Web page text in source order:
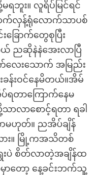
ဘူး။ လူရိပ်မြင်ရင်
ာက်လှန့်ရုံလောက်သာပစ်
ြောက်တွေစုပြီး
ယ် ညဆိုနဲနဲအေးလာပြီ
လေးသောက် အမြည်း
းခန်းဝင်နေမိတယ်။အိမ်
ရတာကြောက်နေမ
ာစောင့်ရတာ ရခါ
တာမဟုတ်။ ညအိပ်ချိန်
း။ မြို့ကအသိတစ်
းပဲ စိတ်လာတဲ့အချိန်ထ
ာတော့ နေ့ခင်းဘက်သူ့